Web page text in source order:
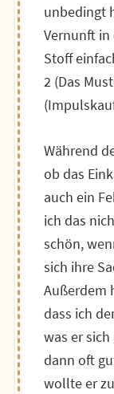
unbedingt
Vernunft in
Stoff
2 (Das
Während
ob das
auch ein
ich das
schön,
sich ihre
Außerdem
dass ich
was er
dann oft
wollte er